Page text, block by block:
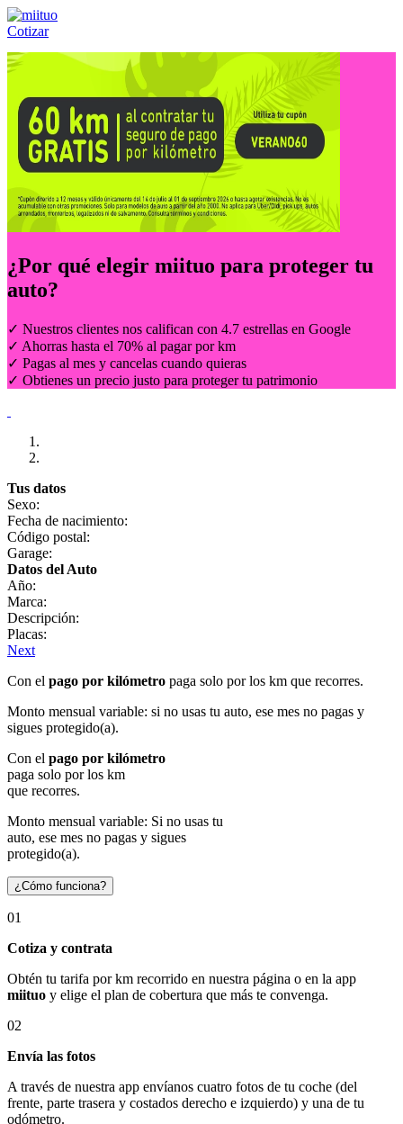
Cotizar
Llámanos al:(55) 84-21-05-00 ó
¿Por qué elegir miituo para proteger tu
auto?
✓ Nuestros clientes nos califican con 4.7 estrellas en Google
✓ Ahorras hasta el 70% al pagar por km
✓ Pagas al mes y cancelas cuando quieras
✓ Obtienes un precio justo para proteger tu patrimonio
Tus datos
Sexo:
Fecha de nacimiento:
Código postal:
Garage:
Datos del Auto
Año:
Marca:
Descripción:
Placas:
Next
Con el pago por kilómetro paga solo por los km que recorres.
Monto mensual variable: si no usas tu auto, ese mes no pagas y
sigues protegido(a).
Con el pago por kilómetro
paga solo por los km
que recorres.
Monto mensual variable: Si no usas tu
auto, ese mes no pagas y sigues
protegido(a).
¿Cómo funciona?
01
Cotiza y contrata
Obtén tu tarifa por km recorrido en nuestra página o en la app
miituo y elige el plan de cobertura que más te convenga.
02
Envía las fotos
A través de nuestra app envíanos cuatro fotos de tu coche (del
frente, parte trasera y costados derecho e izquierdo) y una de tu
odómetro.